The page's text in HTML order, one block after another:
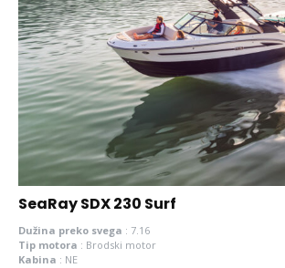
SeaRay SDX 230 Surf
Dužina preko svega : 7.16
Tip motora : Brodski motor
Kabina : NE